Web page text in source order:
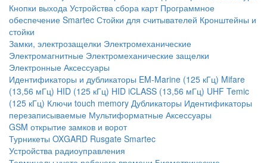
Кнопки выхода Устройства сбора карт Программное
обеспечение Smartec Стойки для считывателей Кронштейны и
стойки
Замки, электрозащелки Электромеханические
Электромагнитные Электромеханические защелки
Электронные Аксессуары
Идентификаторы и дубликаторы EM-Marine (125 кГц) Mifare
(13,56 мГц) HID (125 кГц) HID iCLASS (13,56 мГц) UHF Temic
(125 кГц) Ключи touch memory Дубликаторы Идентификаторы
перезаписываемые Мультиформатные Аксессуары
GSM открытие замков и ворот
Турникеты OXGARD Rusgate Smartec
Устройства радиоуправления